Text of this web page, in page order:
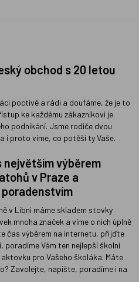
obchod s 20 letou
poctivě a rádi a doufáme, že je to
ke každému zákazníkovi je
podnikání. Jsme rodiče dvou
i proto víme, co potěší ty Vaše.
největším výběrem
v Praze a
v Libni máme skladem stovky
mnoha značek a víme o nich úplně
čas výběrem na internetu, přijďte
poradíme Vám ten nejlepší školní
pro Vašeho školáka. Máte
Zavolejte, napište, poradíme i na